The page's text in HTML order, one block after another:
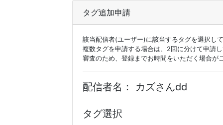
タグ追加申請
該当配信者(ユーザー)に該当するタグを選択し
複数タグを申請する場合は、2回に分けて申請
審査のため、登録までお時間をいただく場合が
配信者名： カズさんdd
タグ選択